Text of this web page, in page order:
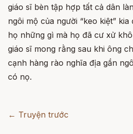
giáo sĩ bèn tập hợp tất cả dân
ngôi mộ của người “keo kiệt”
họ những gì mà họ đã cư xử
giáo sĩ mong rằng sau khi ông
cạnh hàng rào nghĩa địa gần
có nọ.
← Truyện trước